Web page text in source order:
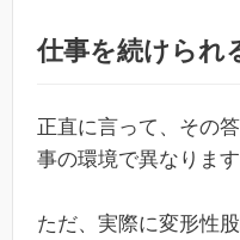
仕事を続けられ
正直に言って、その
事の環境で異なります
ただ、実際に変形性